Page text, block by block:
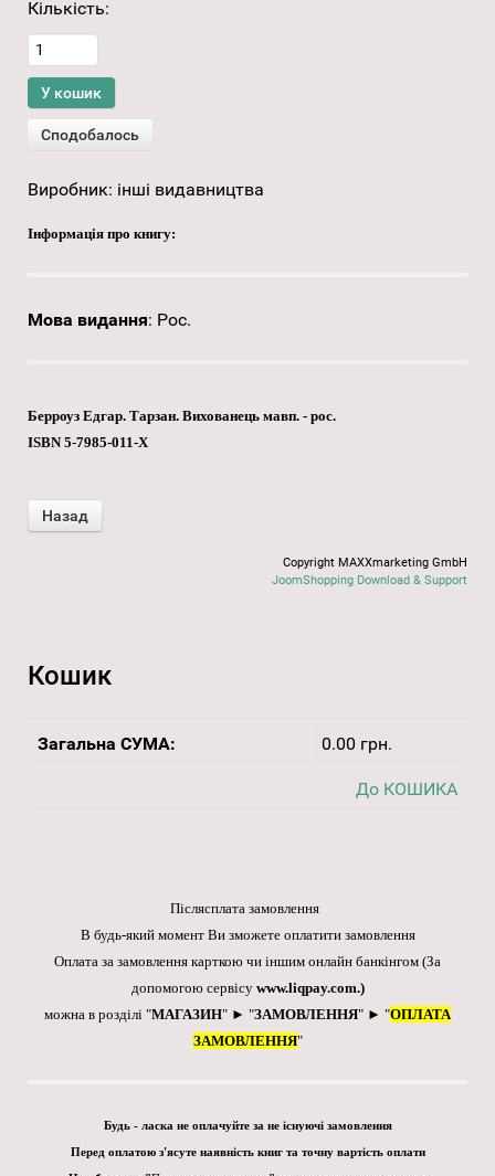
Кількість:
Виробник: інші видавництва
Інформація про книгу:
Мова видання: Рос.
Берроуз Едгар. Тарзан. Вихованець мавп. - рос.
ISBN 5-7985-011-Х
Copyright MAXXmarketing GmbH
JoomShopping Download & Support
Кошик
Загальна СУМА: 0.00 грн.
До КОШИКА
Післясплата замовлення
В будь-який момент Ви зможете оплатити замовлення
Оплата за замовлення карткою чи іншим онлайн банкінгом (За
допомогою сервісу www.liqpay.com.)
можна в розділі "МАГАЗИН" ► "ЗАМОВЛЕННЯ" ► "ОПЛАТА
ЗАМОВЛЕННЯ"
Будь - ласка не оплачуйте за не існуючі замовлення
Перед оплатою з'ясуте наявність книг та точну вартість оплати